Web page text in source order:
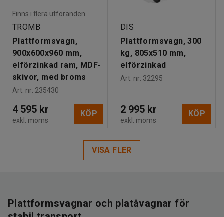
Finns i flera utföranden
TROMB
Plattformsvagn,
900x600x960 mm,
elförzinkad ram, MDF-
skivor, med broms
Art. nr: 235430
4 595 kr
exkl. moms
KÖP
DIS
Plattformsvagn, 300
kg, 805x510 mm,
elförzinkad
Art. nr: 32295
2 995 kr
exkl. moms
KÖP
VISA FLER
Plattformsvagnar och platåvagnar för